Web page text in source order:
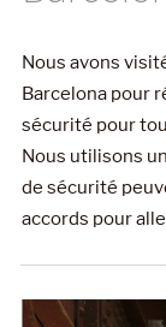
Nous avons
Barcelona pour
sécurité pour
Nous utilisons
de sécurité
accords pour